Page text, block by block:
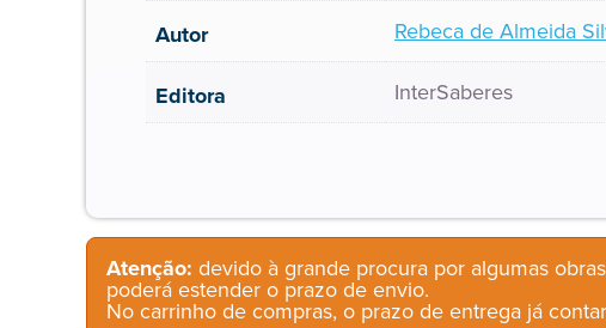
Autor Rebeca de Almeida
Editora InterSaberes
Atenção: devido à grande procura por algumas
poderá estender o prazo de envio.
No carrinho de compras, o prazo de entrega já